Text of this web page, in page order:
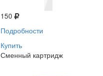
150
Подробности
Купить
Сменный картридж